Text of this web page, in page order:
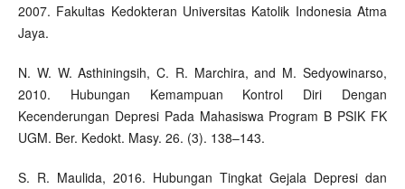
2007. Fakultas Kedokteran Universitas Katolik Indonesia Atma
Jaya.
N. W. W. Asthiningsih, C. R. Marchira, and M. Sedyowinarso,
2010. Hubungan Kemampuan Kontrol Diri Dengan
Kecenderungan Depresi Pada Mahasiswa Program B PSIK FK
UGM. Ber. Kedokt. Masy. 26. (3). 138–143.
S. R. Maulida, 2016. Hubungan Tingkat Gejala Depresi dan